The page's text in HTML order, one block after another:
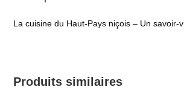
La cuisine du Haut-Pays niçois – Un savoir-
Produits similaires